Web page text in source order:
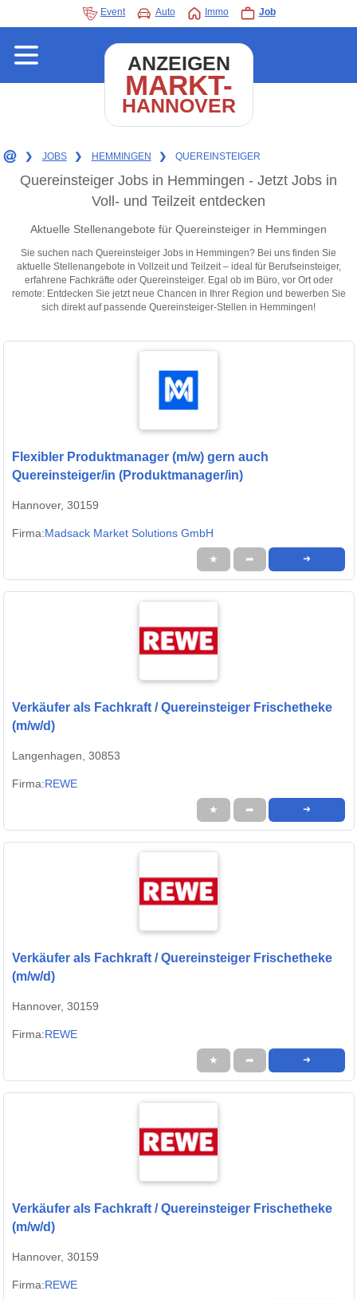
Event Auto Immo Job
ANZEIGEN
MARKT-
HANNOVER
❯ JOBS ❯ HEMMINGEN ❯ QUEREINSTEIGER
Quereinsteiger Jobs in Hemmingen - Jetzt Jobs in
Voll- und Teilzeit entdecken
Aktuelle Stellenangebote für Quereinsteiger in Hemmingen
Sie suchen nach Quereinsteiger Jobs in Hemmingen? Bei uns finden Sie
aktuelle Stellenangebote in Vollzeit und Teilzeit – ideal für Berufseinsteiger,
erfahrene Fachkräfte oder Quereinsteiger. Egal ob im Büro, vor Ort oder
remote: Entdecken Sie jetzt neue Chancen in Ihrer Region und bewerben Sie
sich direkt auf passende Quereinsteiger-Stellen in Hemmingen!
Flexibler Produktmanager (m/w) gern auch
Quereinsteiger/in (Produktmanager/in)
Hannover, 30159
Firma:Madsack Market Solutions GmbH
★ ➦ ➜
Verkäufer als Fachkraft / Quereinsteiger Frischetheke
(m/w/d)
Langenhagen, 30853
Firma:REWE
★ ➦ ➜
Verkäufer als Fachkraft / Quereinsteiger Frischetheke
(m/w/d)
Hannover, 30159
Firma:REWE
★ ➦ ➜
Verkäufer als Fachkraft / Quereinsteiger Frischetheke
(m/w/d)
Hannover, 30159
Firma:REWE